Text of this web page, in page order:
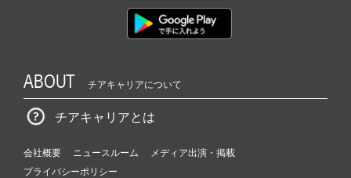
ABOUT チアキャリアについて
チアキャリアとは
会社概要 ニュースルーム
メディア出演・掲載
プライバシーポリシー